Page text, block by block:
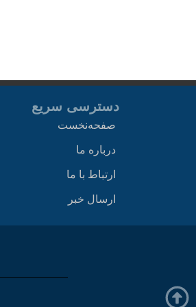
دسترسی سریع
صفحه‌نخست
درباره ما
ارتباط با ما
ارسال خبر